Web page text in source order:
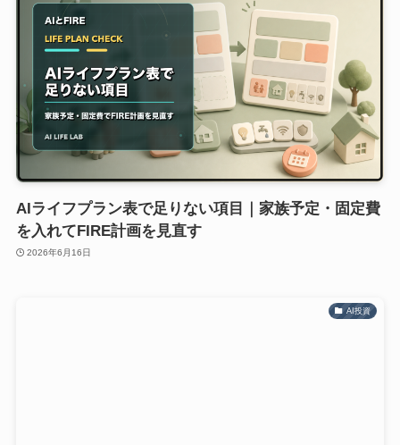
AIライフプラン表で足りない項目｜家族予定・固定費
を入れてFIRE計画を見直す
2026年6月16日
AI投資